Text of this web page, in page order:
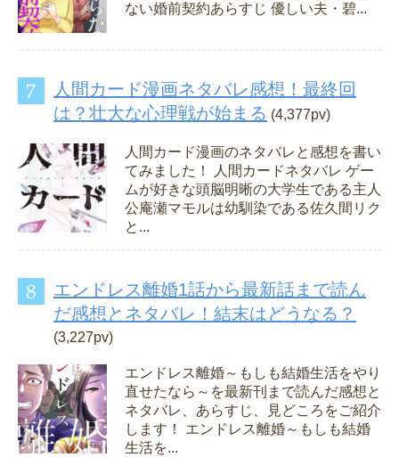
ない婚前契約あらすじ 優しい夫・碧...
人間カード漫画ネタバレ感想！最終回
は？壮大な心理戦が始まる (4,377pv)
人間カード漫画のネタバレと感想を書い
てみました！ 人間カードネタバレ ゲー
ムが好きな頭脳明晰の大学生である主人
公庵瀬マモルは幼馴染である佐久間リク
と...
エンドレス離婚1話から最新話まで読ん
だ感想とネタバレ！結末はどうなる？
(3,227pv)
エンドレス離婚～もしも結婚生活をやり
直せたなら～を最新刊まで読んだ感想と
ネタバレ、あらすじ、見どころをご紹介
します！ エンドレス離婚～もしも結婚
生活を...